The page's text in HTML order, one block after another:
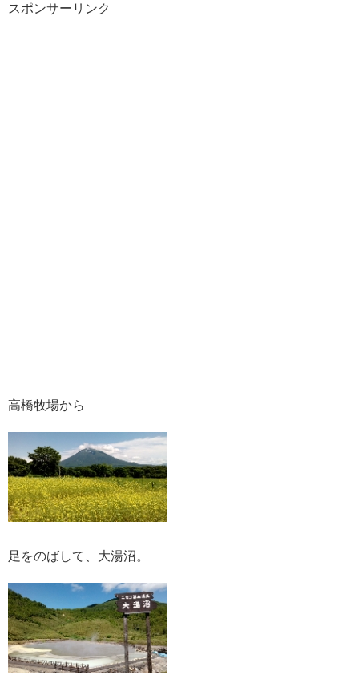
スポンサーリンク
高橋牧場から
足をのばして、大湯沼。